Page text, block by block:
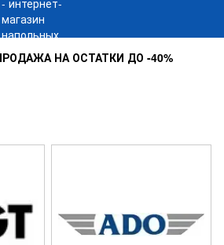
НА ОСТАТКИ ДО -40%